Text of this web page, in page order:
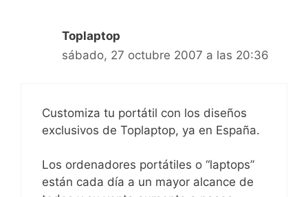
Toplaptop
sábado, 27 octubre 2007 a las 20:36
Customiza tu portátil con los diseños
exclusivos de Toplaptop, ya en España.
Los ordenadores portátiles o “laptops”
están cada día a un mayor alcance de